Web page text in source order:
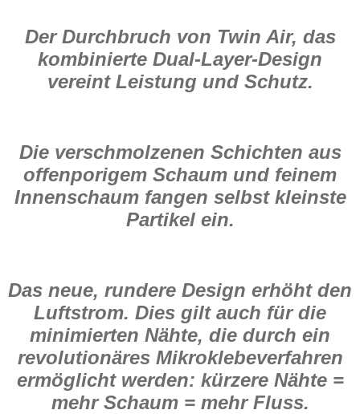
Der Durchbruch von Twin Air, das
kombinierte Dual-Layer-Design
vereint Leistung und Schutz.
Die verschmolzenen Schichten aus
offenporigem Schaum und feinem
Innenschaum fangen selbst kleinste
Partikel ein.
Das neue, rundere Design erhöht den
Luftstrom. Dies gilt auch für die
minimierten Nähte, die durch ein
revolutionäres Mikroklebeverfahren
ermöglicht werden: kürzere Nähte =
mehr Schaum = mehr Fluss.